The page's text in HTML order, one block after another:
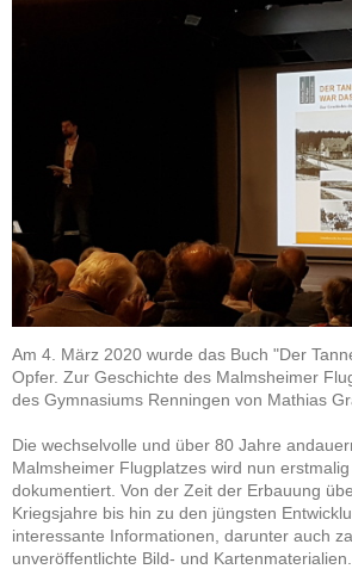
Am 4. März 2020 wurde das Buch "Der
Opfer. Zur Geschichte des Malmsheimer
des Gymnasiums Renningen von Mathias
Die wechselvolle und über 80 Jahre
Malmsheimer Flugplatzes wird nun
dokumentiert. Von der Zeit der Erbauung
Kriegsjahre bis hin zu den jüngsten
interessante Informationen, darunter auch
unveröffentlichte Bild- und